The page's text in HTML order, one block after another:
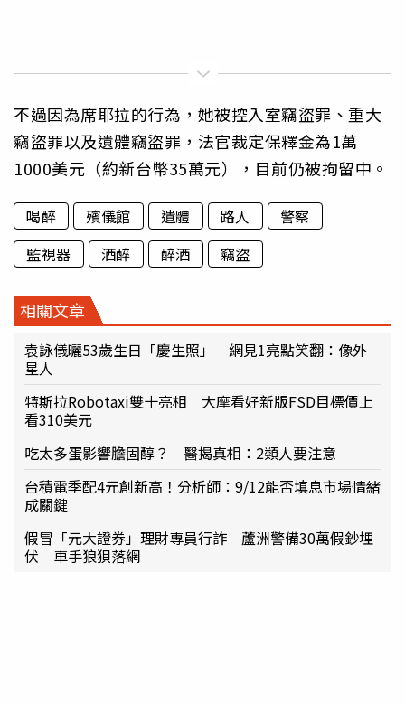
不過因為席耶拉的行為，她被控入室竊盜罪、重大
竊盜罪以及遺體竊盜罪，法官裁定保釋金為1萬
1000美元（約新台幣35萬元），目前仍被拘留中。
喝醉 殯儀館 遺體 路人
警察
監視器
酒醉 醉酒 竊盜
相關文章
袁詠儀曬53歲生日「慶生照」 網見1亮點笑翻：像外
星人
特斯拉Robotaxi雙十亮相 大摩看好新版FSD目標價上
看310美元
吃太多蛋影響膽固醇？ 醫揭真相：2類人要注意
台積電季配4元創新高！分析師：9/12能否填息市場情緒
成關鍵
假冒「元大證券」理財專員行詐 蘆洲警備30萬假鈔埋
伏 車手狼狽落網